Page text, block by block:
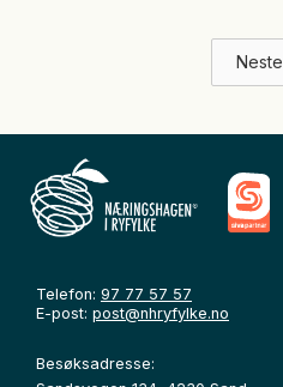
Neste
Telefon: 97 77 57 57
E-post: post@nhryfylke.no
Besøksadresse: